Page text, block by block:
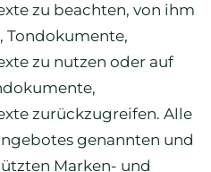
zu beachten, von ihm
Tondokumente,
zu nutzen oder auf
zurückzugreifen. Alle
genannten und
Marken- und